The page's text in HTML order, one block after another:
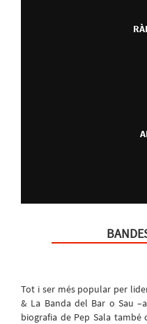
Tot i ser més popular per
& La Banda del Bar o Sau
biografia de Pep Sala